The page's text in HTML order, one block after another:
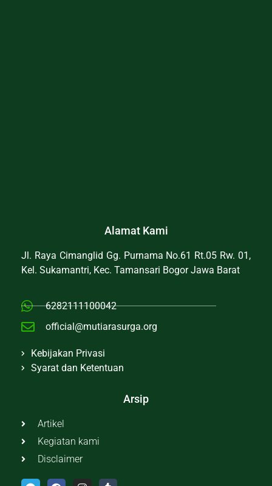
Alamat Kami
Jl. Raya Cimanglid Gg. Purnama No.61 Rt.05 Rw. 01,
Kel. Sukamantri, Kec. Tamansari Bogor Jawa Barat
6282111100042
official@mutiarasurga.org
Kebijakan Privasi
Syarat dan Ketentuan
Arsip
Artikel
Kegiatan kami
Disclaimer